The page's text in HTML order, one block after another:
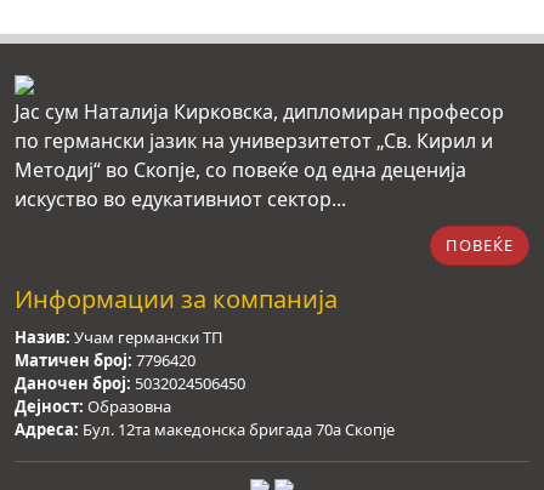
Јас сум Наталија Кирковска, дипломиран професор
по германски јазик на универзитетот „Св. Кирил и
Методиј“ во Скопје, со повеќе од една деценија
искуство во едукативниот сектор...
ПОВЕЌЕ
Информации за компанија
Назив: Учам германски ТП
Матичен број: 7796420
Даночен број: 5032024506450
Дејност: Образовна
Адреса: Бул. 12та македонска бригада 70а Скопје